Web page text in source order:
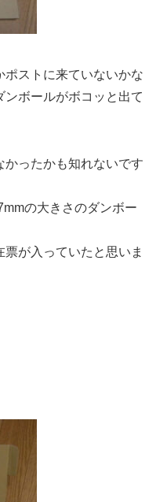
ポストに来ていないかな
ボールがボコッと出て
かったかも知れないです
の大きさのダンボー
票が入っていたと思いま